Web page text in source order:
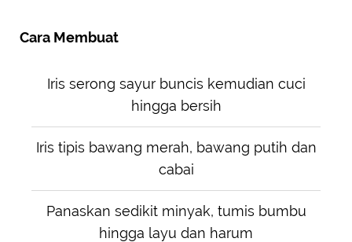
Cara Membuat
Iris serong sayur buncis kemudian cuci
hingga bersih
Iris tipis bawang merah, bawang putih dan
cabai
Panaskan sedikit minyak, tumis bumbu
hingga layu dan harum